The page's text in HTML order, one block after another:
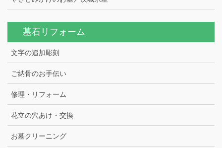
墓石リフォーム
文字の追加彫刻
ご納骨のお手伝い
修理・リフォーム
花立の穴あけ・交換
お墓クリーニング